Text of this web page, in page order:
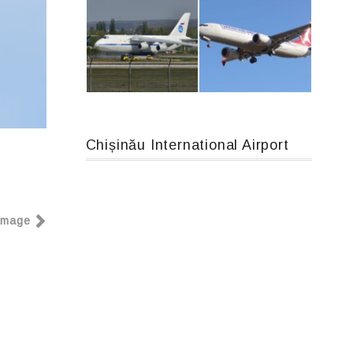
IL76, RA-78844
Chișinău International Airport